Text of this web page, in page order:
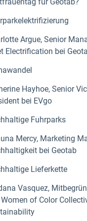
Argue, Senior
Electrification bei
Hayhoe, Senior
bei EVgo
Fuhrparks
Mercy, Marketing
bei Geotab
Lieferkette
Vasquez,
of Color